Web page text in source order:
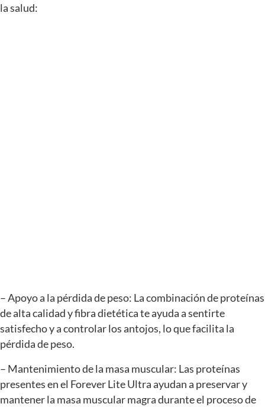
la salud:
– Apoyo a la pérdida de peso: La combinación de proteínas
de alta calidad y fibra dietética te ayuda a sentirte
satisfecho y a controlar los antojos, lo que facilita la
pérdida de peso.
– Mantenimiento de la masa muscular: Las proteínas
presentes en el Forever Lite Ultra ayudan a preservar y
mantener la masa muscular magra durante el proceso de